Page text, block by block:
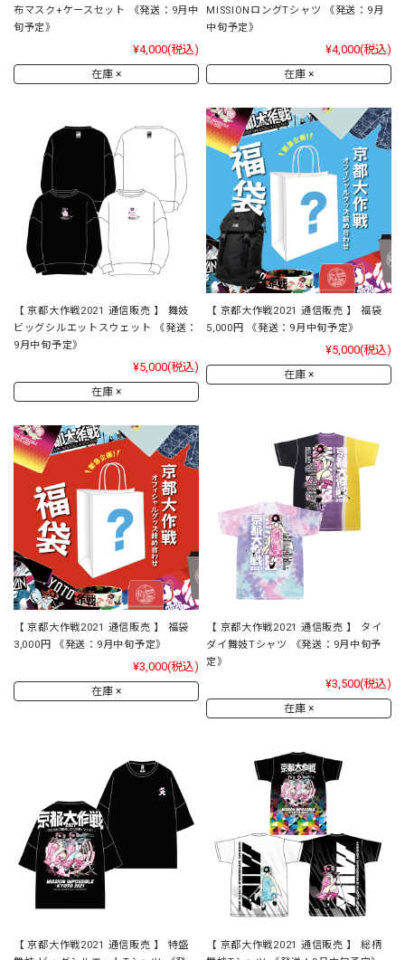
布マスク+ケースセット 《発送：9月中
旬予定》
¥4,000(税込)
在庫 ×
MISSIONロングTシャツ 《発送：9月
中旬予定》
¥4,000(税込)
在庫 ×
【 京都大作戦2021 通信販売 】 舞妓
ビッグシルエットスウェット 《発送：
9月中旬予定》
¥5,000(税込)
在庫 ×
【 京都大作戦2021 通信販売 】 福袋
5,000円 《発送：9月中旬予定》
¥5,000(税込)
在庫 ×
【 京都大作戦2021 通信販売 】 福袋
3,000円 《発送：9月中旬予定》
¥3,000(税込)
在庫 ×
【 京都大作戦2021 通信販売 】 タイ
ダイ舞妓Tシャツ 《発送：9月中旬予
定》
¥3,500(税込)
在庫 ×
【 京都大作戦2021 通信販売 】 特盛
【 京都大作戦2021 通信販売 】 総柄